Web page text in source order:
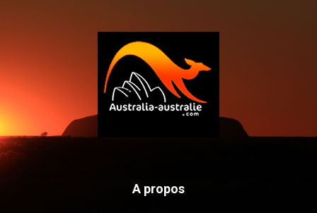
A propos